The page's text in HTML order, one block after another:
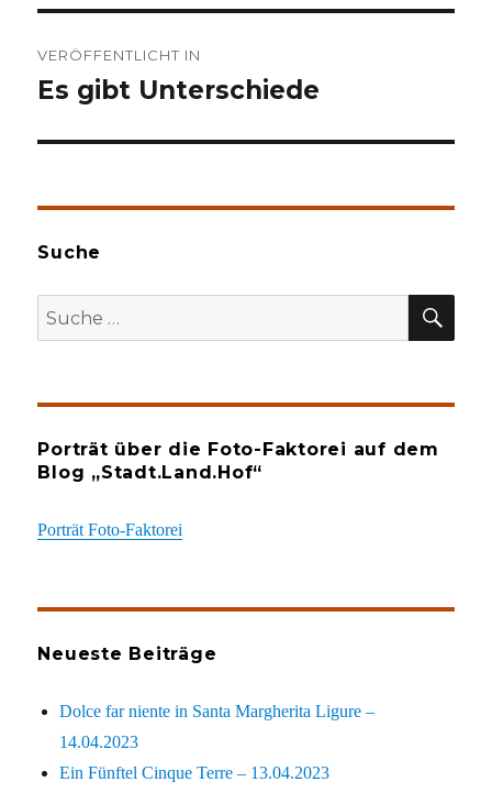
VERÖFFENTLICHT IN
Es gibt Unterschiede
Suche
Suche
nach:
Porträt über die Foto-Faktorei auf dem
Blog „Stadt.Land.Hof“
Porträt Foto-Faktorei
Neueste Beiträge
Dolce far niente in Santa Margherita Ligure –
14.04.2023
Ein Fünftel Cinque Terre – 13.04.2023